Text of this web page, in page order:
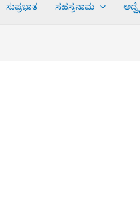
ಸುಪ್ರಭಾತ ಸಹಸ್ರನಾಮ